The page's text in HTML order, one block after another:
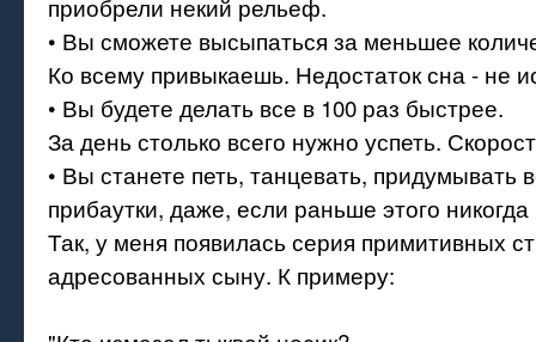
приобрели некий рельеф.
• Вы сможете высыпаться за меньшее
Ко всему привыкаешь. Недостаток сна - не
• Вы будете делать все в 100 раз быстрее.
За день столько всего нужно успеть.
• Вы станете петь, танцевать, придумывать
прибаутки, даже, если раньше этого
Так, у меня появилась серия примитивных
адресованных сыну. К примеру: